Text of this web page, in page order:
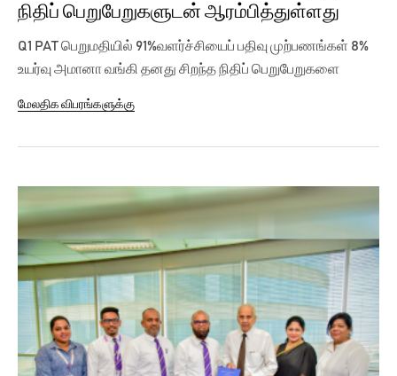
நிதிப் பெறுபேறுகளுடன் ஆரம்பித்துள்ளது
Q1 PAT பெறுமதியில் 91%வளர்ச்சியைப் பதிவு முற்பணங்கள் 8%
உயர்வு அமானா வங்கி தனது சிறந்த நிதிப் பெறுபேறுகளை
மேலதிக விபரங்களுக்கு